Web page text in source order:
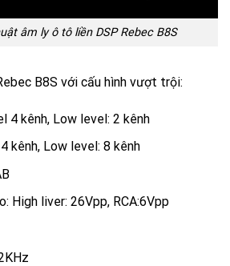
âm ly ô tô liền DSP Rebec B8S
B8S với cấu hình vượt trội:
4 kênh, Low level: 2 kênh
kênh, Low level: 8 kênh
High liver: 26Vpp, RCA:6Vpp